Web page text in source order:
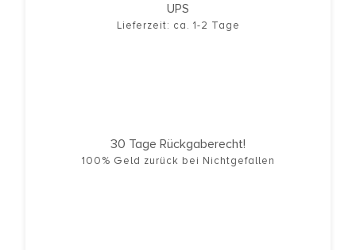
UPS
Lieferzeit: ca. 1-2 Tage
30 Tage Rückgaberecht!
100% Geld zurück bei Nichtgefallen